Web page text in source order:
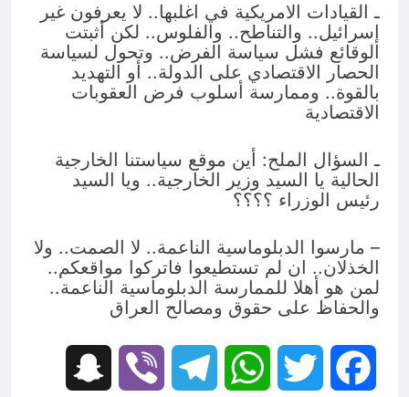
ـ القيادات الامريكية في اغلبها.. لا يعرفون غير
إسرائيل.. والتناطح.. والفلوس.. لكن أثبتت
الوقائع فشل سياسة الفرض.. وتحول لسياسة
الحصار الاقتصادي على الدولة.. أو التهديد
بالقوة.. وممارسة أسلوب فرض العقوبات
الاقتصادية
ـ السؤال الملح: أين موقع سياستنا الخارجية
الحالية يا السيد وزير الخارجية.. ويا السيد
رئيس الوزراء ؟؟؟؟
– مارسوا الدبلوماسية الناعمة.. لا الصمت.. ولا
الخذلان.. ان لم تستطيعوا فاتركوا مواقعكم..
لمن هو أهلا للممارسة الدبلوماسية الناعمة..
والحفاظ على حقوق ومصالح العراق
Facebook
Twitter
WhatsApp
Telegram
Viber